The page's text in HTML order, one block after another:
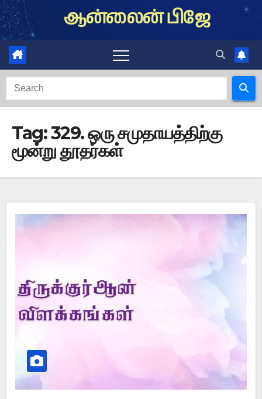
Skip
to
content
ஆன்லைன் பிஜே
Tag:329. ஒரு சமுதாயத்திற்கு
மூன்று தூதர்கள்